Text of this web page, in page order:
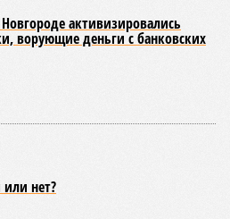
активизировались
ворующие деньги с банковских
или нет?